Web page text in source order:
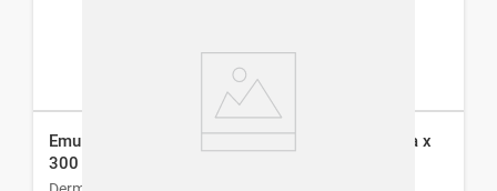
Emulsion Hidratante Dermaglos Solar Reparadora x
300 ml